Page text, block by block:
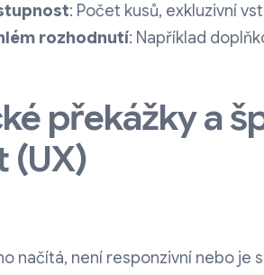
: Počet kusů, exkluzivní
rozhodnutí: Například
překážky a
(UX)
načítá, není responzivní nebo je